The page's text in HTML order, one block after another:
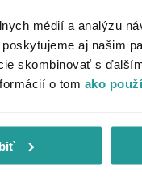
médií a analýzu
aj našim
skombinovať s
o tom ako